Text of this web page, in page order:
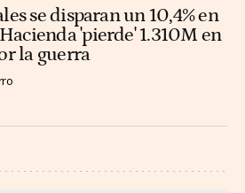
se disparan un 10,4% en
'pierde' 1.310M en
la guerra